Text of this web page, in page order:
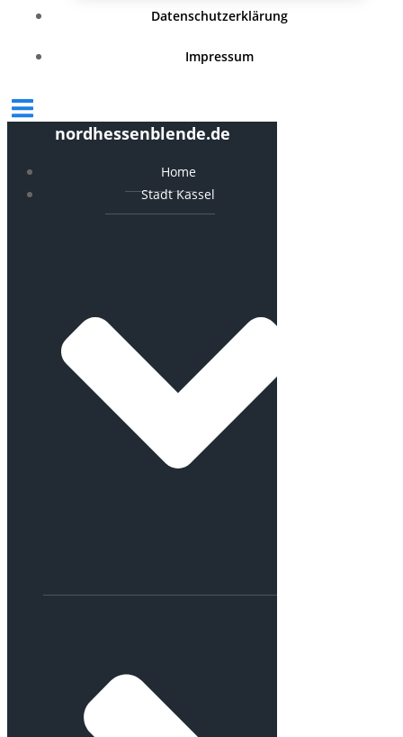
Datenschutzerklärung
Impressum
nordhessenblende.de
Home
Stadt Kassel